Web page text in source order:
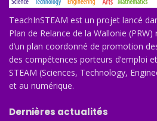
TeachInSTEAM est un projet lancé
Plan de Relance de la Wallonie
d’un plan coordonné de promotion
des compétences porteurs d’emploi
STEAM (Sciences, Technology,
et au numérique.
Dernières actualités